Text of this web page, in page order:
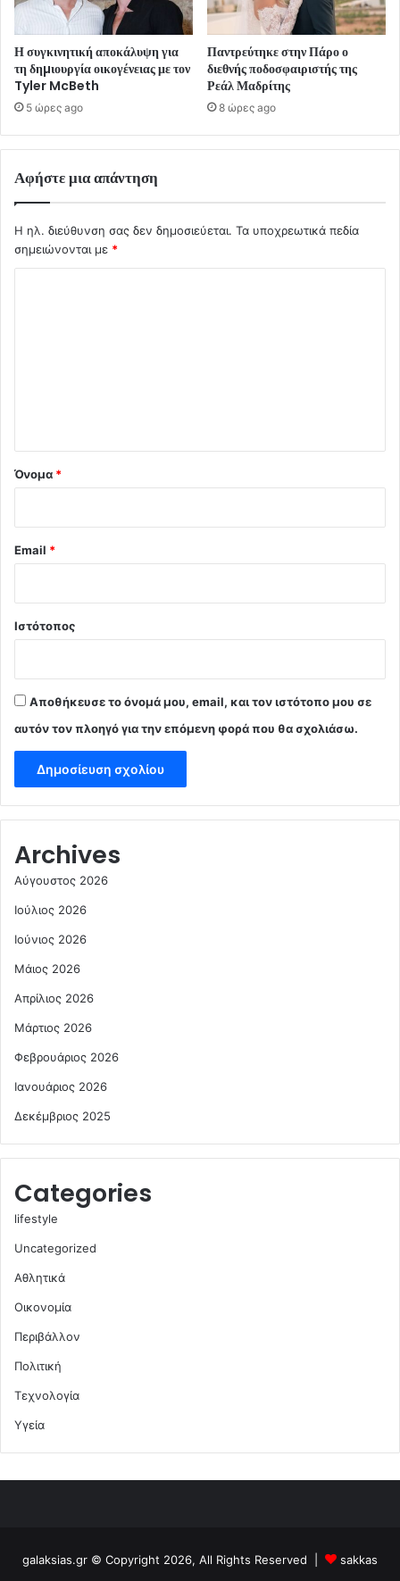
Η συγκινητική αποκάλυψη για
τη δηµιουργία οικογένειας με τον
Tyler McBeth
5 ώρες ago
Παντρεύτηκε στην Πάρο ο
διεθνής ποδοσφαιριστής της
Ρεάλ Μαδρίτης
8 ώρες ago
Αφήστε μια απάντηση
Η ηλ. διεύθυνση σας δεν δημοσιεύεται. Τα υποχρεωτικά πεδία
σημειώνονται με *
Όνομα *
Email *
Ιστότοπος
Αποθήκευσε το όνομά μου, email, και τον ιστότοπο μου σε
αυτόν τον πλοηγό για την επόμενη φορά που θα σχολιάσω.
Archives
Αύγουστος 2026
Ιούλιος 2026
Ιούνιος 2026
Μάιος 2026
Απρίλιος 2026
Μάρτιος 2026
Φεβρουάριος 2026
Ιανουάριος 2026
Δεκέμβριος 2025
Categories
lifestyle
Uncategorized
Αθλητικά
Οικονομία
Περιβάλλον
Πολιτική
Τεχνολογία
Υγεία
galaksias.gr © Copyright 2026, All Rights Reserved |
sakkas